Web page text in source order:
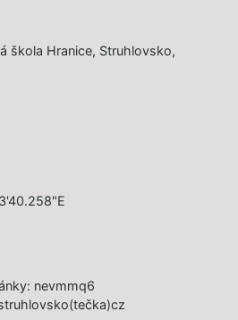
škola Hranice, Struhlovsko,
nevmmq6